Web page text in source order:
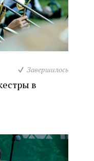
Завершилось
в